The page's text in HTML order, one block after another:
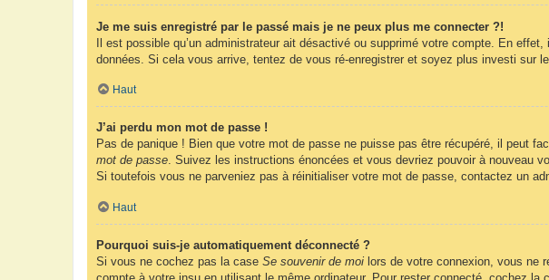
Je me suis enregistré par le passé mais je ne peux plus me connecter ?!
Il est possible qu’un administrateur ait désactivé ou supprimé votre compte. En
données. Si cela vous arrive, tentez de vous ré-enregistrer et soyez plus investi sur le
Haut
J’ai perdu mon mot de passe !
Pas de panique ! Bien que votre mot de passe ne puisse pas être récupéré, il peut
mot de passe. Suivez les instructions énoncées et vous devriez pouvoir à nouveau
Si toutefois vous ne parveniez pas à réinitialiser votre mot de passe, contactez un
Haut
Pourquoi suis-je automatiquement déconnecté ?
Si vous ne cochez pas la case Se souvenir de moi lors de votre connexion, vous ne